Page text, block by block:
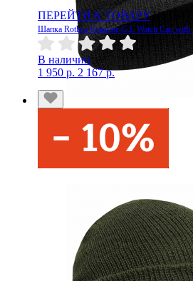
ПЕРЕЙТИ К ТОВАРУ КУПИТЬ
Шапка Rothco Genuine G.I. Watch Cap
В наличии
1 950 р. 2 167 р.